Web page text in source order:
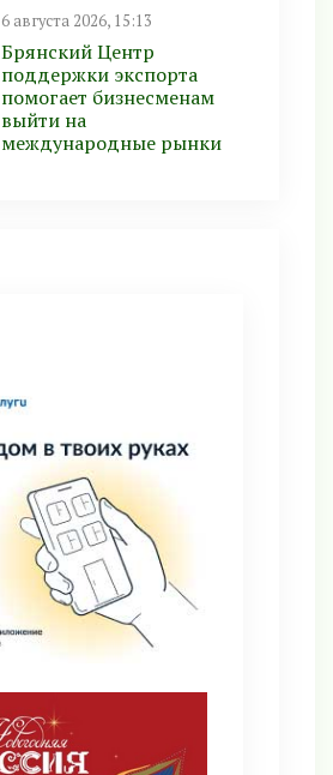
6 августа 2026, 15:13
Брянский Центр
поддержки экспорта
помогает бизнесменам
выйти на
международные рынки